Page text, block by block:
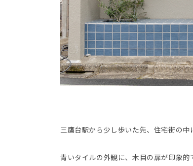
三鷹台駅から少し歩いた先、住宅街の中
青いタイルの外観に、木目の扉が印象